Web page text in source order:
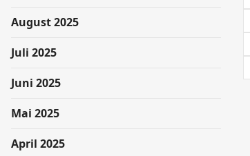
August 2025
Juli 2025
Juni 2025
Mai 2025
April 2025